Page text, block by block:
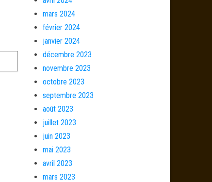
mars 2024
février 2024
janvier 2024
décembre 2023
novembre 2023
octobre 2023
septembre 2023
août 2023
juillet 2023
juin 2023
mai 2023
avril 2023
mars 2023